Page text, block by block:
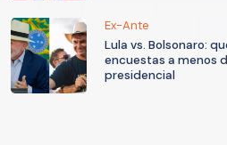
Ex-Ante
Lula vs. Bolsonaro:
encuestas a menos
presidencial